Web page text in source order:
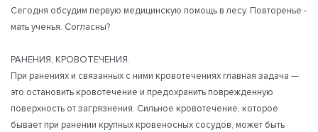
Сегодня обсудим первую медицинскую помощь в лесу. Повторенье -
мать ученья. Согласны?
РАНЕНИЯ, КРОВОТЕЧЕНИЯ.
При ранениях и связанных с ними кровотечениях главная задача —
это остановить кровотечение и предохранить поврежденную
поверхность от загрязнения. Сильное кровотечение, которое
бывает при ранении крупных кровеносных сосудов, может быть